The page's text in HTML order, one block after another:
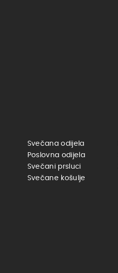
Svečana odijela
Poslovna odijela
Svečani prsluci
Svečane košulje